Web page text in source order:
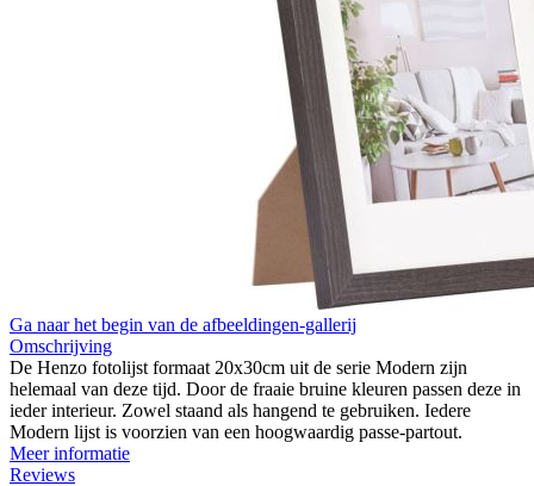
Ga naar het begin van de afbeeldingen-gallerij
Omschrijving
De Henzo fotolijst formaat 20x30cm uit de serie Modern zijn
helemaal van deze tijd. Door de fraaie bruine kleuren passen deze in
ieder interieur. Zowel staand als hangend te gebruiken. Iedere
Modern lijst is voorzien van een hoogwaardig passe-partout.
Meer informatie
Reviews